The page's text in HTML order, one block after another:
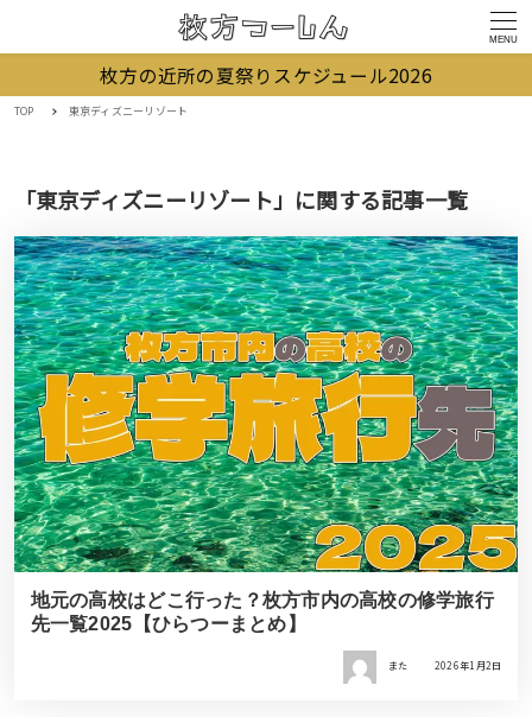
MENU
枚方の近所の夏祭りスケジュール2026
TOP 東京ディズニーリゾート
「東京ディズニーリゾート」に関する記事一覧
地元の高校はどこ行った？枚方市内の高校の修学旅行
先一覧2025【ひらつーまとめ】
また 2026年1月2日